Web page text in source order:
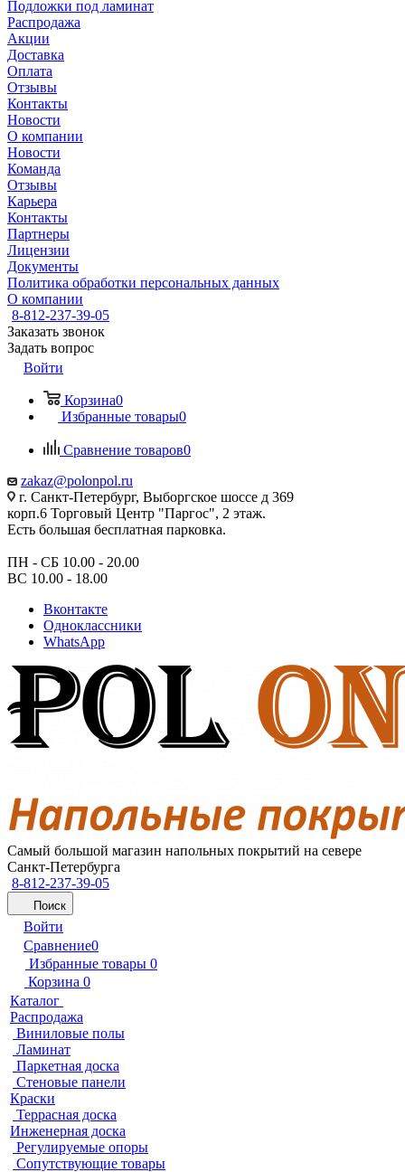
Подложки под ламинат
Распродажа
Акции
Доставка
Оплата
Отзывы
Контакты
Новости
О компании
Новости
Команда
Отзывы
Карьера
Контакты
Партнеры
Лицензии
Документы
Политика обработки персональных данных
О компании
8-812-237-39-05
Заказать звонок
Задать вопрос
Войти
Корзина0
Избранные товары0
Сравнение товаров0
zakaz@polonpol.ru
г. Санкт-Петербург, Выборгское шоссе д 369
корп.6 Торговый Центр "Паргос", 2 этаж.
Есть большая бесплатная парковка.
ПН - СБ 10.00 - 20.00
ВС 10.00 - 18.00
Вконтакте
Одноклассники
WhatsApp
Самый большой магазин напольных покрытий на севере
Санкт-Петербурга
8-812-237-39-05
Поиск
Войти
Сравнение0
Избранные товары 0
Корзина 0
Каталог
Распродажа
Виниловые полы
Ламинат
Паркетная доска
Стеновые панели
Краски
Террасная доска
Инженерная доска
Регулируемые опоры
Сопутствующие товары